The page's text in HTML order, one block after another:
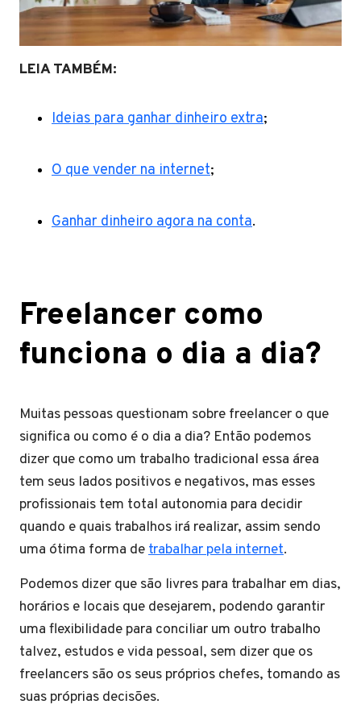
LEIA TAMBÉM:
Ideias para ganhar dinheiro extra;
O que vender na internet;
Ganhar dinheiro agora na conta.
Freelancer como
funciona o dia a dia?
Muitas pessoas questionam sobre freelancer o que
significa ou como é o dia a dia? Então podemos
dizer que como um trabalho tradicional essa área
tem seus lados positivos e negativos, mas esses
profissionais tem total autonomia para decidir
quando e quais trabalhos irá realizar, assim sendo
uma ótima forma detrabalhar pela internet.
Podemos dizer que são livres para trabalhar em dias,
horários e locais que desejarem, podendo garantir
uma flexibilidade para conciliar um outro trabalho
talvez, estudos e vida pessoal, sem dizer que os
freelancers são os seus próprios chefes, tomando as
suas próprias decisões.